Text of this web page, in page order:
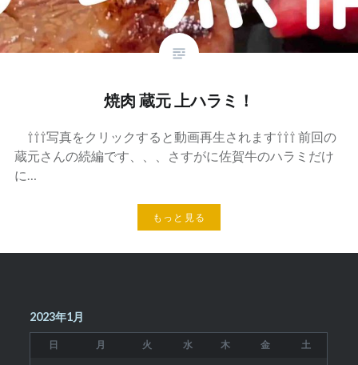
焼肉 蔵元 上ハラミ！
⇧⇧⇧写真をクリックすると動画再生されます⇧⇧⇧ 前回の
蔵元さんの続編です、、、さすがに佐賀牛のハラミだけ
に…
もっと見る
2023年1月
日 月 火 水 木 金 土